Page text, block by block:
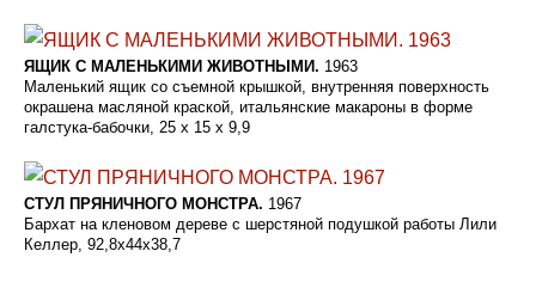
ЯЩИК С МАЛЕНЬКИМИ ЖИВОТНЫМИ. 1963
Маленький ящик со съемной крышкой, внутренняя поверхность
окрашена масляной краской, итальянские макароны в форме
галстука-бабочки, 25 х 15 х 9,9
СТУЛ ПРЯНИЧНОГО МОНСТРА. 1967
Бархат на кленовом дереве с шерстяной подушкой работы Лили
Келлер, 92,8x44x38,7